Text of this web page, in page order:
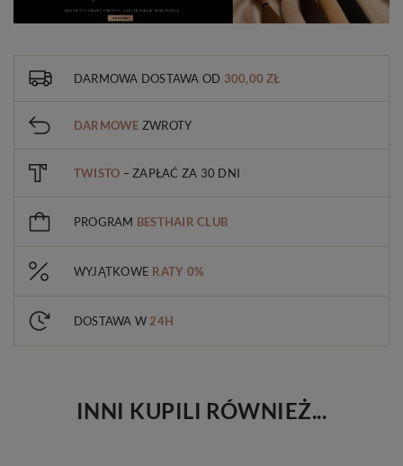
DARMOWA DOSTAWA OD 300,00 ZŁ
DARMOWE ZWROTY
TWISTO – ZAPŁAĆ ZA 30 DNI
PROGRAM BESTHAIR CLUB
WYJĄTKOWE RATY 0%
DOSTAWA W 24H
INNI KUPILI RÓWNIEŻ...